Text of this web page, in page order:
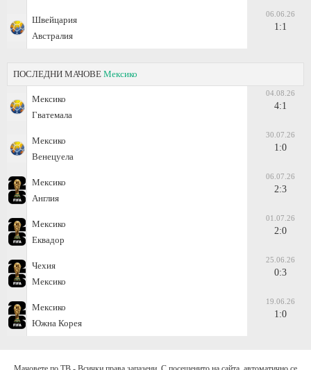
Швейцария
Австралия
06.06.26
1:1
ПОСЛЕДНИ МАЧОВЕ Мексико
Мексико
Гватемала
04.08.26
4:1
Мексико
Венецуела
30.07.26
1:0
Мексико
Англия
06.07.26
2:3
Мексико
Еквадор
01.07.26
2:0
Чехия
Мексико
25.06.26
0:3
Мексико
Южна Корея
19.06.26
1:0